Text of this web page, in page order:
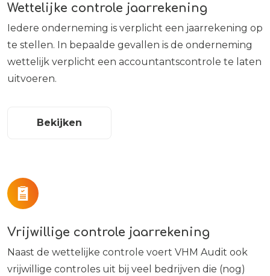
Wettelijke controle jaarrekening
Iedere onderneming is verplicht een jaarrekening op
te stellen. In bepaalde gevallen is de onderneming
wettelijk verplicht een accountantscontrole te laten
uitvoeren.
Bekijken
Vrijwillige controle jaarrekening
Naast de wettelijke controle voert VHM Audit ook
vrijwillige controles uit bij veel bedrijven die (nog)